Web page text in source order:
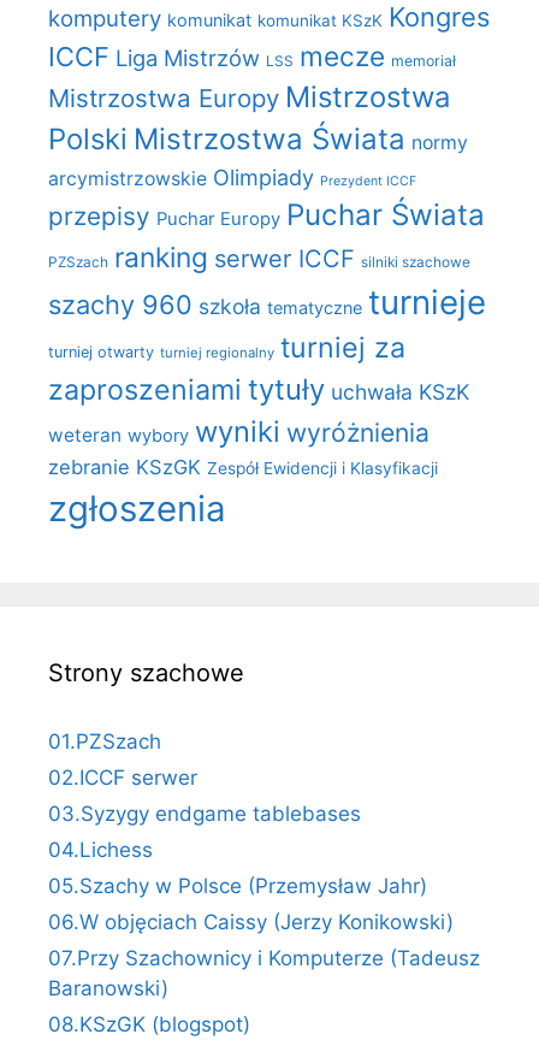
komputery komunikat komunikat KSzK Kongres
ICCF Liga Mistrzów LSS mecze memoriał
Mistrzostwa Europy Mistrzostwa
Polski Mistrzostwa Świata normy
arcymistrzowskie Olimpiady Prezydent ICCF
przepisy Puchar Europy Puchar Świata
PZSzach ranking serwer ICCF silniki szachowe
szachy 960 szkoła tematyczne turnieje
turniej otwarty turniej regionalny turniej za
zaproszeniami tytuły uchwała KSzK
weteran wybory wyniki wyróżnienia
zebranie KSzGK Zespół Ewidencji i Klasyfikacji
zgłoszenia
Strony szachowe
01.PZSzach
02.ICCF serwer
03.Syzygy endgame tablebases
04.Lichess
05.Szachy w Polsce (Przemysław Jahr)
06.W objęciach Caissy (Jerzy Konikowski)
07.Przy Szachownicy i Komputerze (Tadeusz
Baranowski)
08.KSzGK (blogspot)